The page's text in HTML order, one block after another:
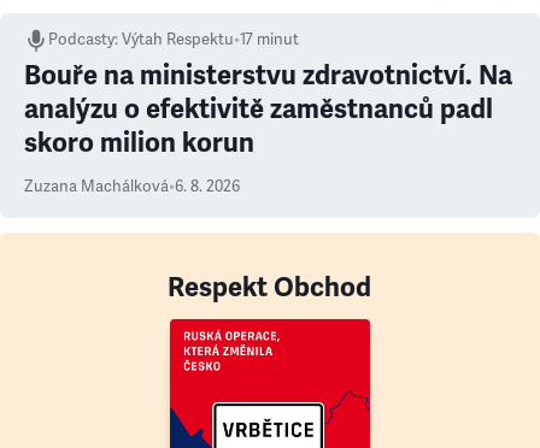
Podcasty:Výtah Respektu•17 minut
Bouře na ministerstvu zdravotnictví. Na
analýzu o efektivitě zaměstnanců padl
skoro milion korun
Zuzana Machálková•6. 8. 2026
Respekt Obchod